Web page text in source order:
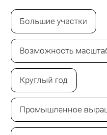
Большие участки
Возможность
Круглый год
Промышленное